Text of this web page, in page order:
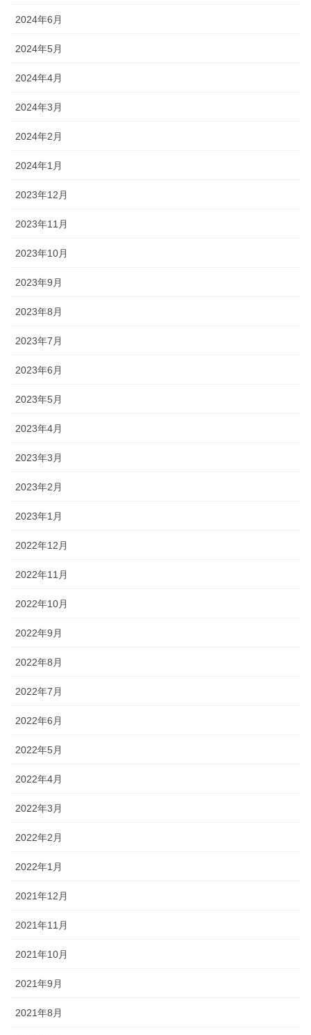
2024年6月
2024年5月
2024年4月
2024年3月
2024年2月
2024年1月
2023年12月
2023年11月
2023年10月
2023年9月
2023年8月
2023年7月
2023年6月
2023年5月
2023年4月
2023年3月
2023年2月
2023年1月
2022年12月
2022年11月
2022年10月
2022年9月
2022年8月
2022年7月
2022年6月
2022年5月
2022年4月
2022年3月
2022年2月
2022年1月
2021年12月
2021年11月
2021年10月
2021年9月
2021年8月